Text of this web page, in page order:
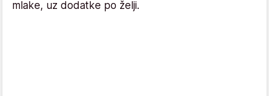
mlake, uz dodatke po želji.